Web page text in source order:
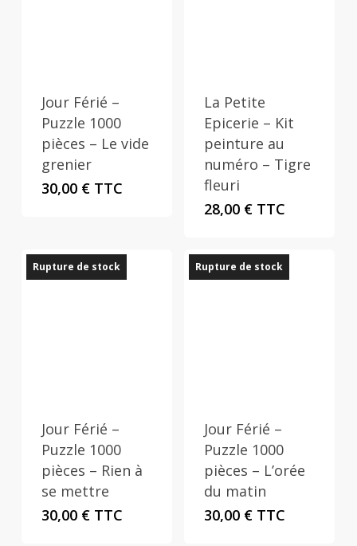
Jour Férié –
Puzzle 1000
pièces – Le vide
grenier
30,00 € TTC
La Petite
Epicerie – Kit
peinture au
numéro – Tigre
fleuri
28,00 € TTC
Rupture de stock
Jour Férié –
Puzzle 1000
pièces – Rien à
se mettre
30,00 € TTC
Rupture de stock
Jour Férié –
Puzzle 1000
pièces – L’orée
du matin
30,00 € TTC